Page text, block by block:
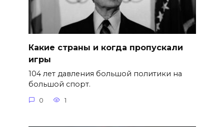
Какие страны и когда пропускали
игры
104 лет давления большой политики на
большой спорт.
0 1